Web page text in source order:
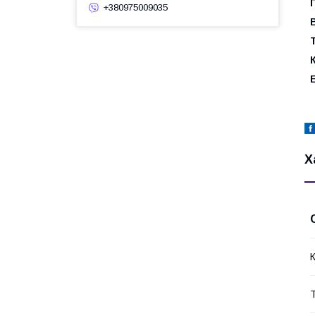
+380975009035